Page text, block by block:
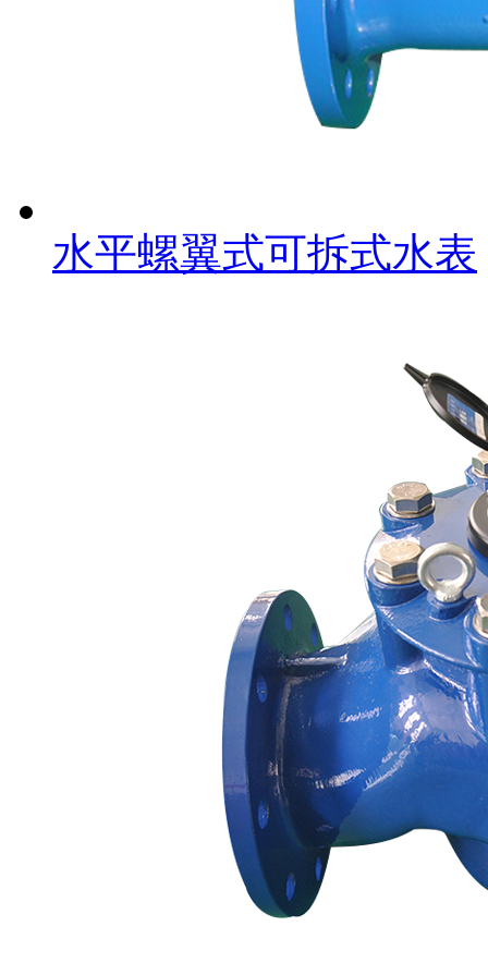
水平螺翼式可拆式水表